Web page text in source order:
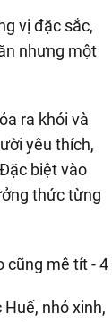
vị đặc sắc,
nhưng một
ra khói và
yêu thích,
biệt vào
thức từng
nhỏ xinh,